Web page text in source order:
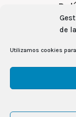
de
Utilizamos cookies